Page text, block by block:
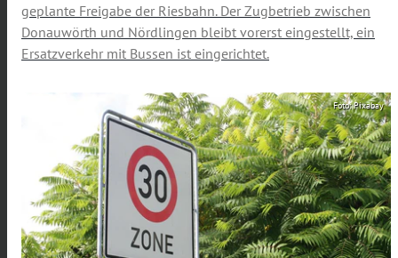
geplante Freigabe der Riesbahn. Der Zugbetrieb zwischen
Donauwörth und Nördlingen bleibt vorerst eingestellt, ein
Ersatzverkehr mit Bussen ist eingerichtet.
Foto: Pixabay